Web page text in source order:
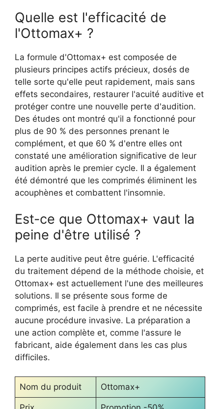
Quelle est l'efficacité de
l'Ottomax+ ?
La formule d'Ottomax+ est composée de
plusieurs principes actifs précieux, dosés de
telle sorte qu'elle peut rapidement, mais sans
effets secondaires, restaurer l'acuité auditive et
protéger contre une nouvelle perte d'audition.
Des études ont montré qu'il a fonctionné pour
plus de 90 % des personnes prenant le
complément, et que 60 % d'entre elles ont
constaté une amélioration significative de leur
audition après le premier cycle. Il a également
été démontré que les comprimés éliminent les
acouphènes et combattent l'insomnie.
Est-ce que Ottomax+ vaut la
peine d'être utilisé ?
La perte auditive peut être guérie. L'efficacité
du traitement dépend de la méthode choisie, et
Ottomax+ est actuellement l'une des meilleures
solutions. Il se présente sous forme de
comprimés, est facile à prendre et ne nécessite
aucune procédure invasive. La préparation a
une action complète et, comme l'assure le
fabricant, aide également dans les cas plus
difficiles.
Nom du produit Ottomax+